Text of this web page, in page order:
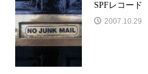
SPFレコード
2007.10.29